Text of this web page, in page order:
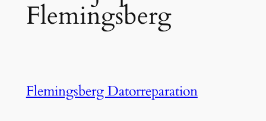
Flemingsberg
Flemingsberg Datorreparation